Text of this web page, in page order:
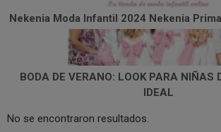
Nekenia Moda Infantil 2024 Nekenia
BODA DE VERANO: LOOK PARA NIÑAS
IDEAL
No se encontraron resultados.